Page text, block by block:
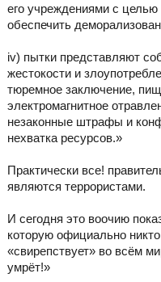
его учреждениями с
обеспечить
iv) пытки представляют
жестокости и
тюремное заключение,
электромагнитное
незаконные штрафы и
нехватка ресурсов.»
Практически все!
являются террористами.
И сегодня это воочию
которую официально
«свирепствует» во всём
умрёт!»